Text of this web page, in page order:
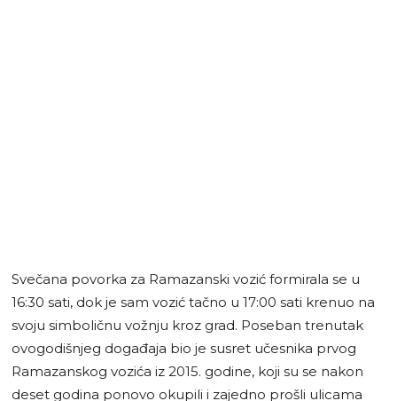
Svečana povorka za Ramazanski vozić formirala se u
16:30 sati, dok je sam vozić tačno u 17:00 sati krenuo na
svoju simboličnu vožnju kroz grad. Poseban trenutak
ovogodišnjeg događaja bio je susret učesnika prvog
Ramazanskog vozića iz 2015. godine, koji su se nakon
deset godina ponovo okupili i zajedno prošli ulicama